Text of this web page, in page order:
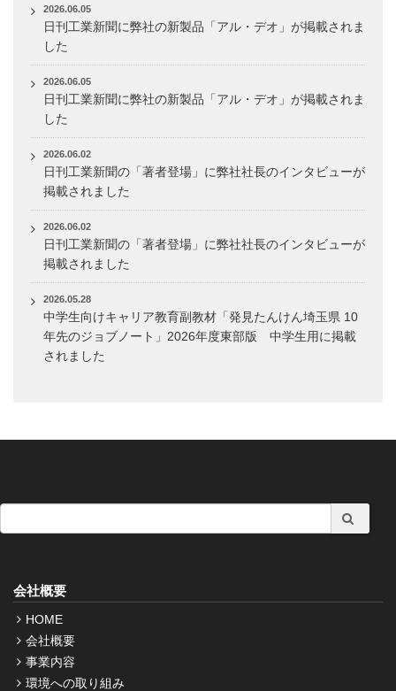
2026.06.05
日刊工業新聞に弊社の新製品「アル・デオ」が掲載されま
した
2026.06.05
日刊工業新聞に弊社の新製品「アル・デオ」が掲載されま
した
2026.06.02
日刊工業新聞の「著者登場」に弊社社長のインタビューが
掲載されました
2026.06.02
日刊工業新聞の「著者登場」に弊社社長のインタビューが
掲載されました
2026.05.28
中学生向けキャリア教育副教材「発見たんけん埼玉県 10
年先のジョブノート」2026年度東部版 中学生用に掲載
されました
会社概要
HOME
会社概要
事業内容
環境への取り組み